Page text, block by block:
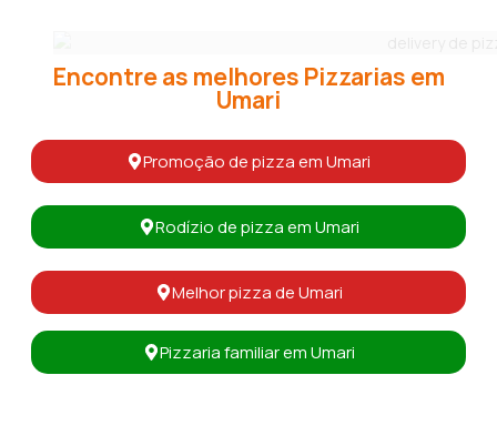
Encontre as melhores Pizzarias em
Umari
Promoção de pizza em Umari
Rodízio de pizza em Umari
Melhor pizza de Umari
Pizzaria familiar em Umari